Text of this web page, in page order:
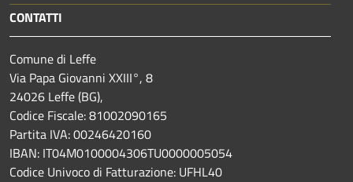
CONTATTI
Comune di Leffe
Via Papa Giovanni XXIII°, 8
24026 Leffe (BG),
Codice Fiscale: 81002090165
Partita IVA: 00246420160
IBAN: IT04M0100004306TU0000005054
Codice Univoco di Fatturazione: UFHL40